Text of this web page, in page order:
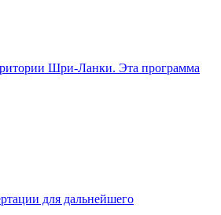
Шри-Ланки. Эта программа
для дальнейшего